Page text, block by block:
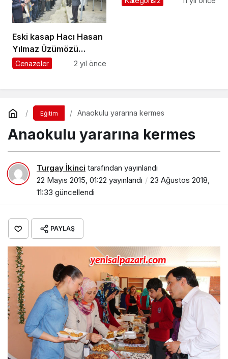
Eski kasap Hacı Hasan
Yılmaz Üzümözü
Mahallesi’nde
Cenazeler 2 yıl önce
Eğitim Anaokulu yararına kermes
Anaokulu yararına kermes
Turgay İkinci tarafından yayınlandı
22 Mayıs 2015, 01:22 yayınlandı
23 Ağustos 2018,
11:33 güncellendi
PAYLAŞ